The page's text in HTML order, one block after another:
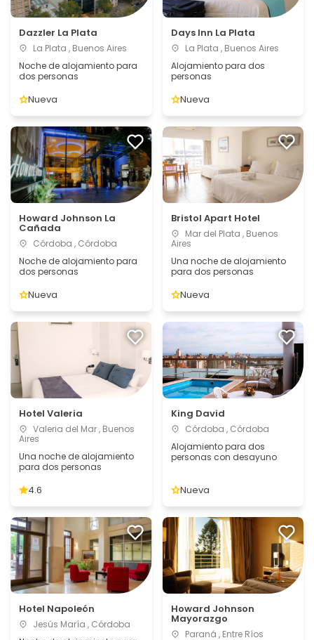
Dazzler La Plata
La Plata , Buenos Aires
Noche de alojamiento para
dos personas
Nueva
Days Inn La Plata
La Plata , Buenos Aires
Alojamiento para dos
personas
Nueva
Howard Johnson La
Cañada
Córdoba , Córdoba
Noche de alojamiento para
dos personas
Nueva
Bristol Apart Hotel
Mar del Plata , Buenos
Aires
Una noche de alojamiento
para dos personas
Nueva
Hotel Valeria
Valeria del Mar , Buenos
Aires
Una noche de alojamiento
para dos personas
4.6
King David
Córdoba , Córdoba
Alojamiento para dos
personas con desayuno
Nueva
Hotel Napoleón
Jesús María , Córdoba
Howard Johnson
Mayorazgo
Paraná , Entre Ríos